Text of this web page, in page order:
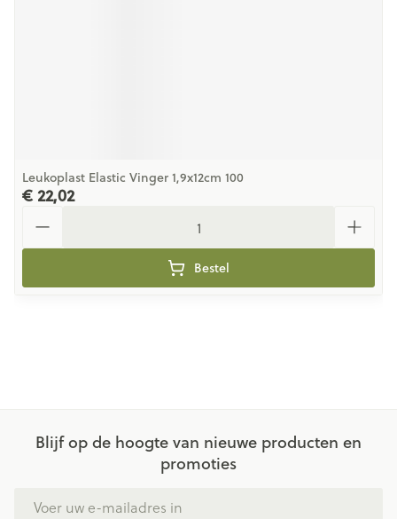
Leukoplast Elastic Vinger 1,9x12cm 100
€ 22,02
Bestel
Blijf op de hoogte van nieuwe producten en
promoties